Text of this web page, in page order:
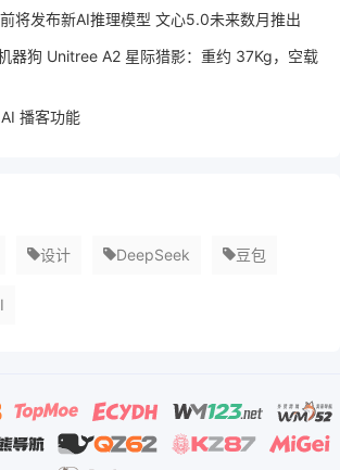
将发布新AI推理模型 文心5.0未来数月推出
器狗 Unitree A2 星际猎影：重约 37Kg，空载
播客功能
设计 DeepSeek 豆包